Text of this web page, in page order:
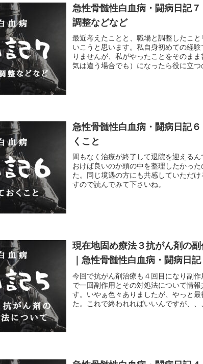
急性骨髄性白血病・闘病日記
調整などなど
最近考えたことと、職場と調整したこ
いこうと思います。私自身初めての経
りませんが、私がやったことをそのま
気は違う場合でも）になったら役に立
急性骨髄性白血病・闘病日記
くこと
間もなく治療が終了して退院を迎える
おけば良いのか頭の中を整理したかっ
た。同じ境遇の方にも共感していただ
すので読んでみて下さいね。
現在地固め療法３抗がん剤の
｜急性骨髄性白血病・闘病日記
今回で抗がん剤治療も４回目になり副
で一回副作用とその対処法について情
す。いやぁ色々ありましたが、やっと
た。これで終われればいいんですが、、